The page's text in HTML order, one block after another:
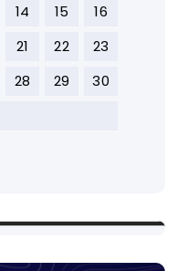
14 15
16
21 22
23
28 29
30